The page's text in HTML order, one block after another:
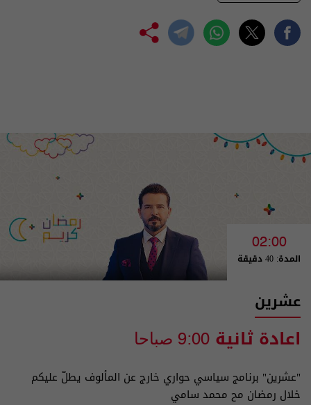
02:00
المدة: 40 دقيقة
عشرين
اعادة ثانية 9:00 صباحا
"عشرين" برنامج سياسي حواري خارج عن المألوف يطلّ عليكم
خلال رمضان مح محمد سامي